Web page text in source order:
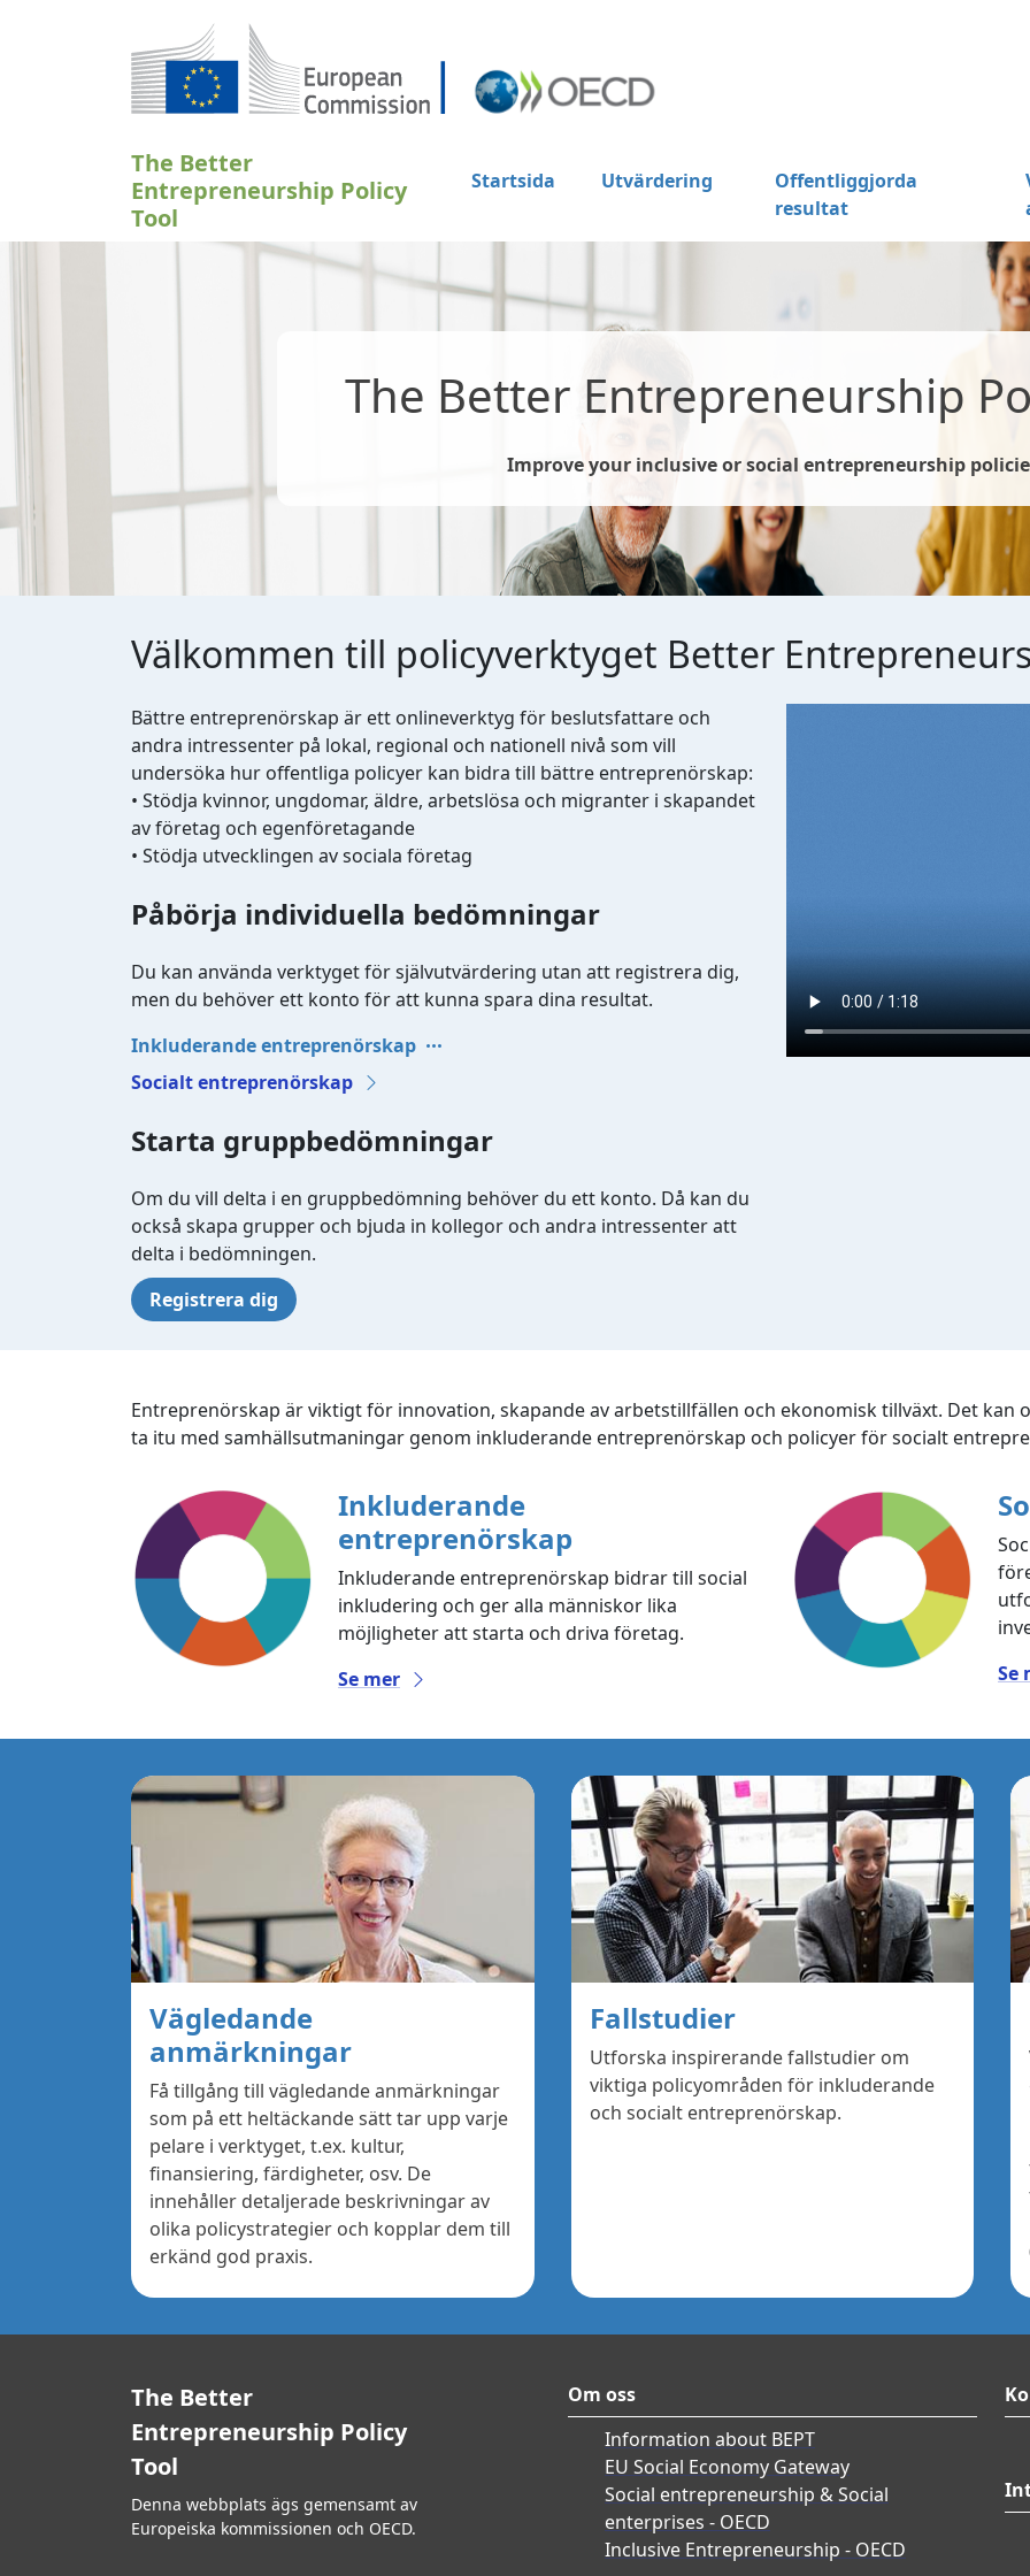
Hoppa till huvudinnehåll
The Better
Entrepreneurship Policy
Tool
Startsida Utvärdering
Offentliggjorda
resultat
The Better Entrepreneurship
Improve your inclusive or social entrepreneurship
Välkommen till policyverktyget Better
Bättre entreprenörskap är ett onlineverktyg för beslutsfattare och
andra intressenter på lokal, regional och nationell nivå som vill
undersöka hur offentliga policyer kan bidra till bättre entreprenörskap:
• Stödja kvinnor, ungdomar, äldre, arbetslösa och migranter i skapandet
av företag och egenföretagande
• Stödja utvecklingen av sociala företag
Påbörja individuella bedömningar
Du kan använda verktyget för självutvärdering utan att registrera dig,
men du behöver ett konto för att kunna spara dina resultat.
Inkluderande entreprenörskap
Socialt entreprenörskap
Starta gruppbedömningar
Om du vill delta i en gruppbedömning behöver du ett konto. Då kan du
också skapa grupper och bjuda in kollegor och andra intressenter att
delta i bedömningen.
Registrera dig
Entreprenörskap är viktigt för innovation, skapande av arbetstillfällen och ekonomisk tillväxt. Det kan
ta itu med samhällsutmaningar genom inkluderande entreprenörskap och policyer för socialt
Inkluderande
entreprenörskap
Inkluderande entreprenörskap bidrar till social
inkludering och ger alla människor lika
möjligheter att starta och driva företag.
Se mer
Se
Vägledande
anmärkningar
Få tillgång till vägledande anmärkningar
som på ett heltäckande sätt tar upp varje
pelare i verktyget, t.ex. kultur,
finansiering, färdigheter, osv. De
innehåller detaljerade beskrivningar av
olika policystrategier och kopplar dem till
erkänd god praxis.
Fallstudier
Utforska inspirerande fallstudier om
viktiga policyområden för inkluderande
och socialt entreprenörskap.
The Better
Entrepreneurship Policy
Tool
Denna webbplats ägs gemensamt av
Europeiska kommissionen och OECD.
Om oss
Information about BEPT
EU Social Economy Gateway
Social entrepreneurship & Social
enterprises - OECD
Inclusive Entrepreneurship - OECD